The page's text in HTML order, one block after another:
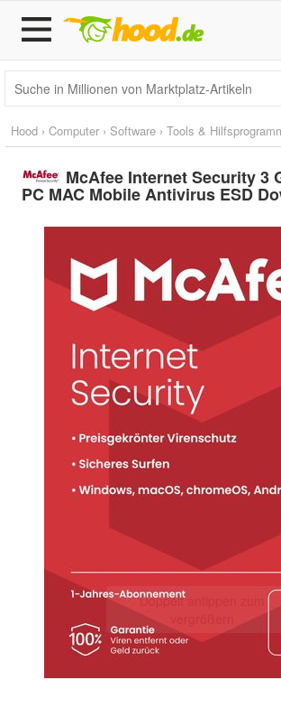
Hood › Computer › Software › Tools &
McAfee Internet Security 3
PC MAC Mobile Antivirus ESD
Doppelt antippen zum